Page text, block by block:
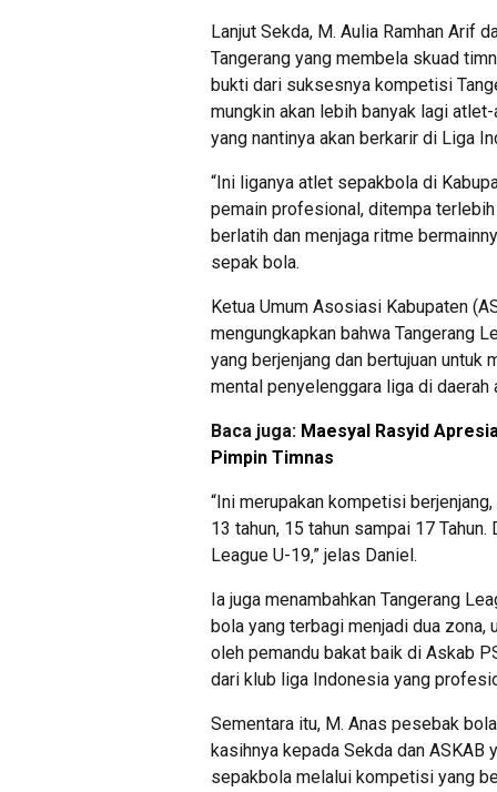
Lanjut Sekda, M. Aulia Ramhan Arif
Tangerang yang membela skuad
bukti dari suksesnya kompetisi
mungkin akan lebih banyak lagi
yang nantinya akan berkarir di Liga
“Ini liganya atlet sepakbola di
pemain profesional, ditempa
berlatih dan menjaga ritme
sepak bola.
Ketua Umum Asosiasi Kabupaten
mengungkapkan bahwa Tangerang
yang berjenjang dan bertujuan untuk
mental penyelenggara liga di daerah
Baca juga: Maesyal Rasyid
Pimpin Timnas
“Ini merupakan kompetisi
13 tahun, 15 tahun sampai 17
League U-19,” jelas Daniel.
Ia juga menambahkan Tangerang
bola yang terbagi menjadi dua zona,
oleh pemandu bakat baik di Askab
dari klub liga Indonesia yang
Sementara itu, M. Anas pesebak
kasihnya kepada Sekda dan
sepakbola melalui kompetisi yang